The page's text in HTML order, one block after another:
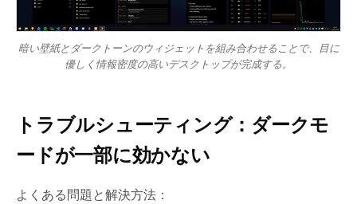
暗い壁紙とダークトーンのウィジェットを組み合わせることで、目に
優しく情報密度の高いデスクトップが完成する。
トラブルシューティング：ダークモ
ードが一部に効かない
よくある問題と解決方法：